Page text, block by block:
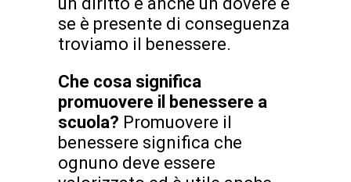
se è presente di conseguenza
troviamo il benessere.
Che cosa significa
promuovere il benessere a
scuola? Promuovere il
benessere significa che
ognuno deve essere